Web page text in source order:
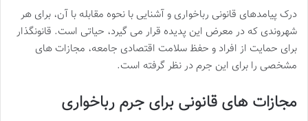
درک پیامدهای قانونی رباخواری و آشنایی با نحوه مقابله با آن، برای هر
شهروندی که در معرض این پدیده قرار می گیرد، حیاتی است. قانونگذار
برای حمایت از افراد و حفظ سلامت اقتصادی جامعه، مجازات های
مشخصی را برای این جرم در نظر گرفته است.
مجازات های قانونی برای جرم رباخواری